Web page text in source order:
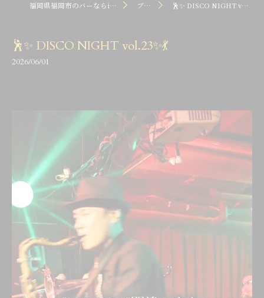
福岡県福岡市のバーならintro dot ブログ 🕺✨ DISCO NIGHT vol.23✨💃
🕺✨ DISCO NIGHT vol.23✨💃
2026/06/01